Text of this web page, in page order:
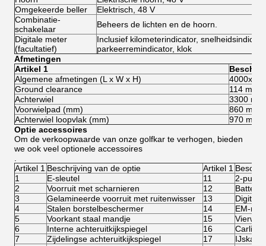
Omgekeerde beller
Elektrisch, 48 V
Combinatie-
schakelaar
Beheers de lichten en de hoorn.
Digitale meter
(facultatief)
Inclusief kilometerindicator,
parkeerremindicator, klok
Afmetingen
Artikel 1
Algemene afmetingen (L x W x H)
Ground clearance
114 mm
Achterwiel
3300 mm
Voorwielpad (mm)
860 mm
Achterwiel loopvlak (mm)
970 mm
Optie accessoires
Om de verkoopwaarde van onze golfkar te verhogen, bieden
we ook veel optionele accessoires
Artikel 1 Beschrijving van de optie Artikel 1
1
E-sleutel 11
2-punts
2
Voorruit met scharnieren 12
3
Gelamineerde voorruit met ruitenwisser 13
Digitale
4
Stalen borstelbeschermer 14
EM-rem
5
Voorkant staal mandje 15
6
Interne achteruitkijkspiegel 16
Carlisle
7
Zijdelingse achteruitkijkspiegel 17
IJskast